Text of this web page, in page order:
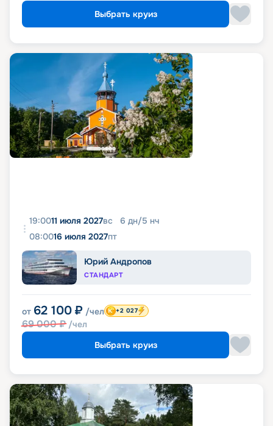
Выбрать круиз
19:0011 июля 2027вс 6 дн/5 нч
08:0016 июля 2027пт
Юрий Андропов
СТАНДАРТ
от 62 100 ₽ /чел
69 000₽ /чел
+2 027
Выбрать круиз